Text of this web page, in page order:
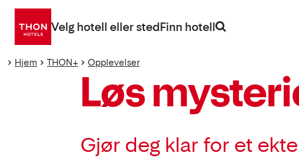
Gå
direkte
Velg hotell eller stedFinn hotell
Hjem THON+ Opplevelser
Løs
Gjør deg klar for et